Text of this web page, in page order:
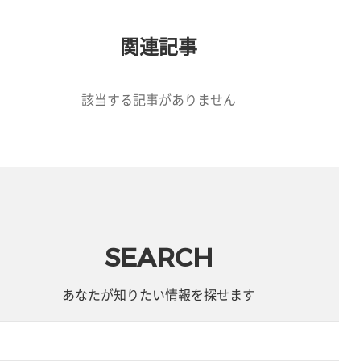
関連記事
該当する記事がありません
SEARCH
あなたが知りたい情報を探せます